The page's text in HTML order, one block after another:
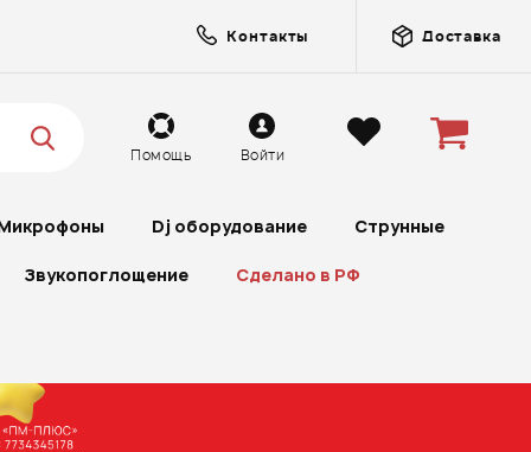
Контакты Доставка
Помощь Войти
Dj оборудование Струнные
Звукопоглощение Сделано в РФ